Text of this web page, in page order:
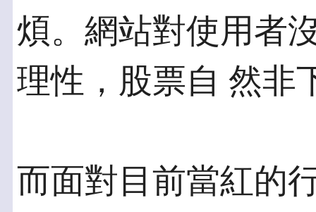
煩。網站對使用者
理性，股票自 然非
而面對目前當紅的